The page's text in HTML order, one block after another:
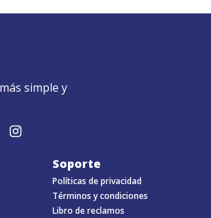
simple y
Soporte
Políticas de privacidad
Términos y condiciones
Libro de reclamos